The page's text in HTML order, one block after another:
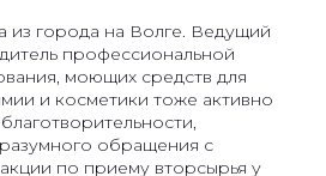
из города на Волге. Ведущий
профессиональной
моющих средств для
и косметики тоже активно
обращения с
по приему вторсырья у